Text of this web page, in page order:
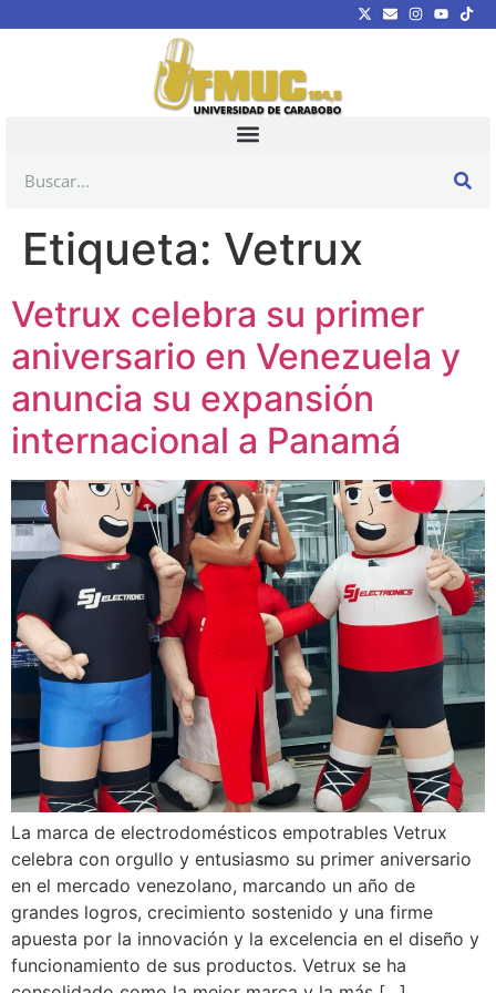
Etiqueta: Vetrux
Vetrux celebra su primer
aniversario en Venezuela y
anuncia su expansión
internacional a Panamá
La marca de electrodomésticos empotrables Vetrux
celebra con orgullo y entusiasmo su primer aniversario
en el mercado venezolano, marcando un año de
grandes logros, crecimiento sostenido y una firme
apuesta por la innovación y la excelencia en el diseño y
funcionamiento de sus productos. Vetrux se ha